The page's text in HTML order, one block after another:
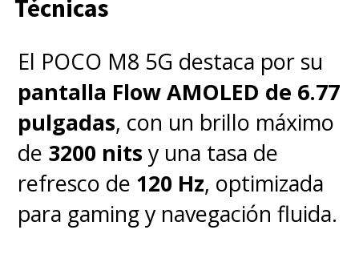
Técnicas
El POCO M8 5G destaca por su
pantalla Flow AMOLED de 6.77
pulgadas, con un brillo máximo
de 3200 nits y una tasa de
refresco de 120 Hz, optimizada
para gaming y navegación fluida.